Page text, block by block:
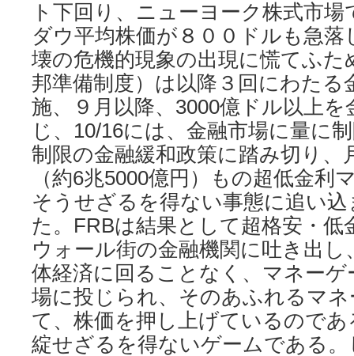
ト下回り、ニューヨーク株式市
ダウ平均株価が８００ドルも急
壊の危機的現象の出現に慌てふた
邦準備制度）は以降３回にわたる
施、９月以降、3000億ドル以上を
じ、10/16には、金融市場に量に
制限の金融緩和政策に踏み切り、
（約6兆5000億円）もの超低金利
そうせざるを得ない事態に追い
た。FRBは結果として超格安・低
ウォール街の金融機関に吐き出
体経済に回ることなく、マネーゲ
場に投じられ、そのあふれるマ
て、株価を押し上げているので
綻せざるを得ないゲームである